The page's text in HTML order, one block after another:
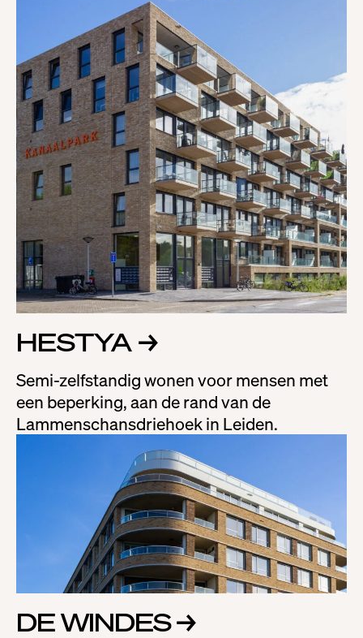
Projecten
Over ons
Werken bij
Contact
HESTYA →
Semi-zelfstandig wonen voor mensen met
een beperking, aan de rand van de
Lammenschansdriehoek in Leiden.
DE WINDES→